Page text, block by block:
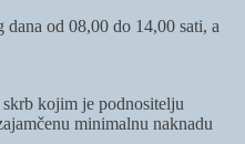
dana od 08,00 do 14,00 sati, a
kojim je podnositelju
minimalnu naknadu